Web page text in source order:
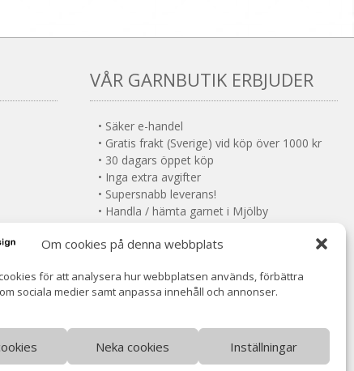
Om cookies på denna webbplats
för att analysera hur webbplatsen används, förbättra
sociala medier samt anpassa innehåll och annonser.
Neka cookies Inställningar
VÅR GARNBUTIK ERBJUDER
• Säker e-handel
• Gratis frakt (Sverige) vid köp över 1000 kr
• 30 dagars öppet köp
• Inga extra avgifter
• Supersnabb leverans!
• Handla / hämta garnet i Mjölby
• VOEC-registrerad (Norge)
Norsk moms ingår (ingen tullavgift)